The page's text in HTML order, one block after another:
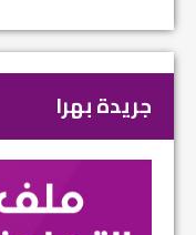
جريدة بهرا